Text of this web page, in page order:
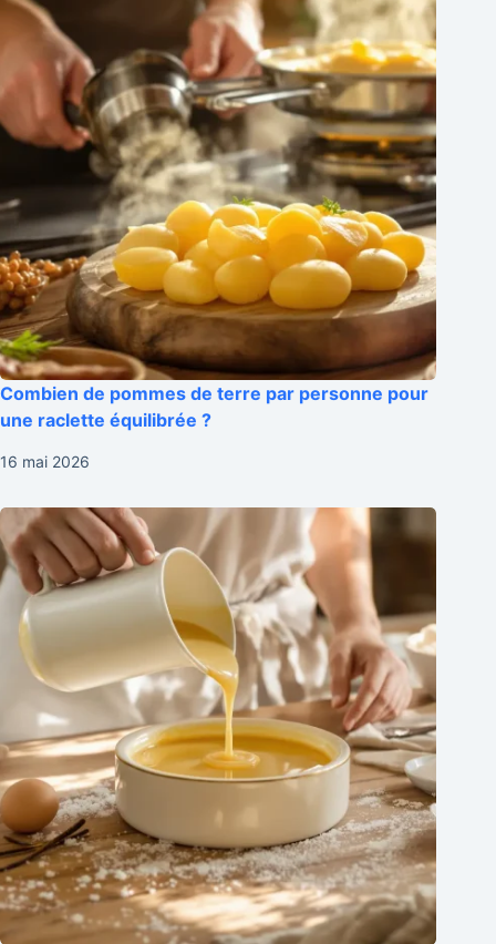
Combien de pommes de terre par personne pour
une raclette équilibrée ?
16 mai 2026